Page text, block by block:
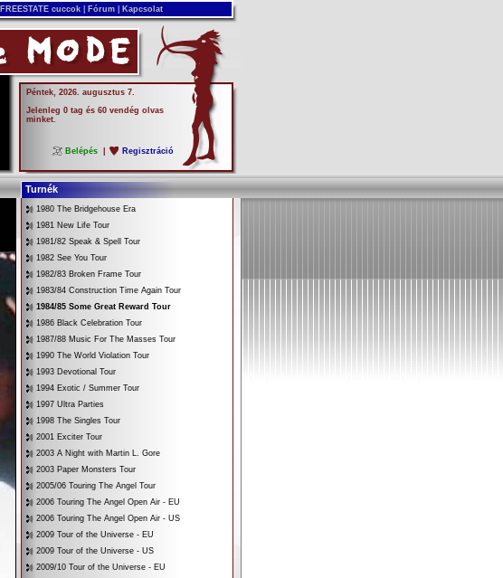
FREESTATE cuccok Fórum Kapcsolat
Péntek, 2026. augusztus 7.
Jelenleg 0 tag és 60 vendég olvas
minket.
Belépés Regisztráció
Turnék
1980 The Bridgehouse Era
1981 New Life Tour
1981/82 Speak & Spell Tour
1982 See You Tour
1982/83 Broken Frame Tour
1983/84 Construction Time Again Tour
1984/85 Some Great Reward Tour
1986 Black Celebration Tour
1987/88 Music For The Masses Tour
1990 The World Violation Tour
1993 Devotional Tour
1994 Exotic / Summer Tour
1997 Ultra Parties
1998 The Singles Tour
2001 Exciter Tour
2003 A Night with Martin L. Gore
2003 Paper Monsters Tour
2005/06 Touring The Angel Tour
2006 Touring The Angel Open Air - EU
2006 Touring The Angel Open Air - US
2009 Tour of the Universe - EU
2009 Tour of the Universe - US
2009/10 Tour of the Universe - EU